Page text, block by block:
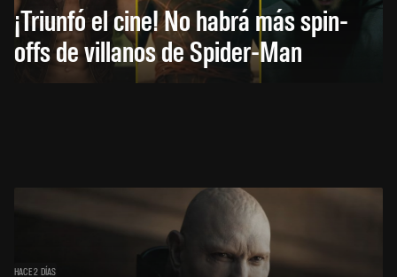
¡Triunfó el cine! No habrá más spin-
offs de villanos de Spider-Man
HACE 2 DÍAS